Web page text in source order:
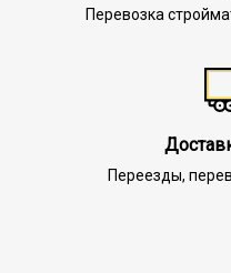
Перевозка
Переезды,